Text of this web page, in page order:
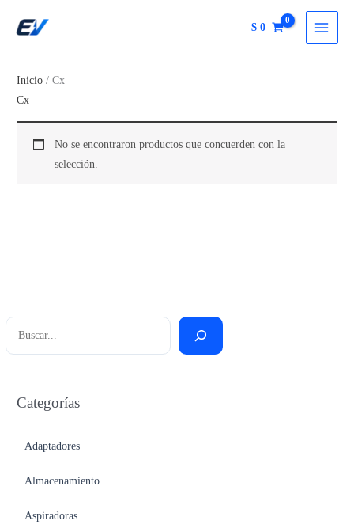
$ 0
Categorías
Adaptadores
Almacenamiento
Aspiradoras
Inicio / Cx
Cx
No se encontraron productos que concuerden con la
selección.